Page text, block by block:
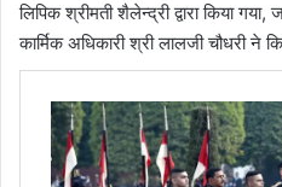
लिपिक श्रीमती शैलेन्द्री द्वारा किया
कार्मिक अधिकारी श्री लालजी चौधरी ने